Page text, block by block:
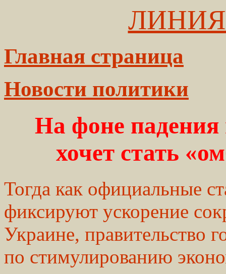
Главная страница
Новости политики
На фоне падения
хочет стать
Тогда как официальные
фиксируют ускорение
Украине, правительство
по стимулированию